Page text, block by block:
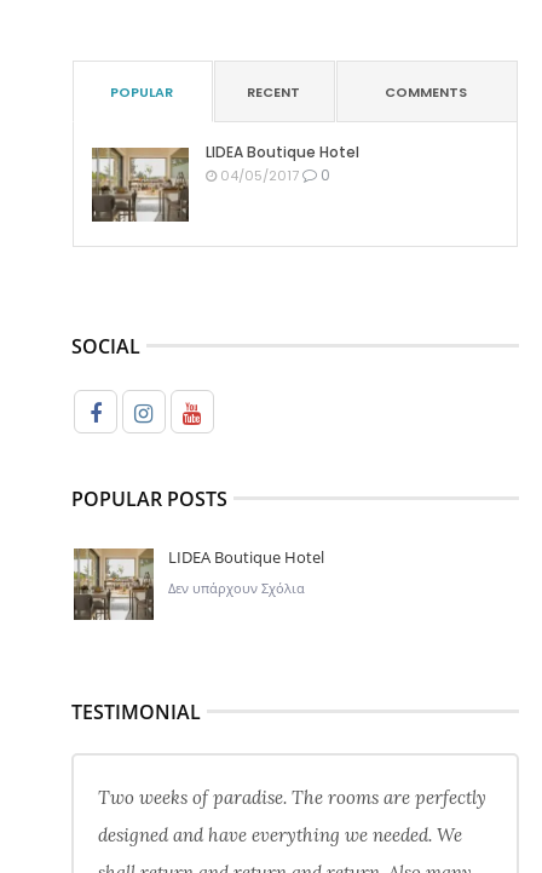
POPULAR RECENT COMMENTS
LIDEA Boutique Hotel
04/05/2017 0
SOCIAL
POPULAR POSTS
LIDEA Boutique Hotel
Δεν υπάρχουν Σχόλια
TESTIMONIAL
Two weeks of paradise. The rooms are perfectly
designed and have everything we needed. We